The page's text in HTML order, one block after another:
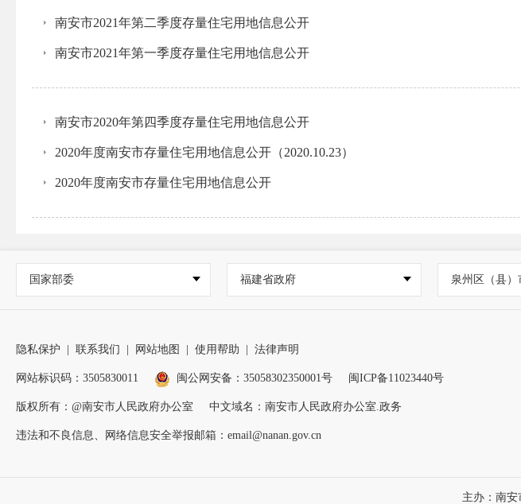
南安市2021年第二季度存量住宅用地信息公开
南安市2021年第一季度存量住宅用地信息公开
南安市2020年第四季度存量住宅用地信息公开
2020年度南安市存量住宅用地信息公开（2020.10.23）
2020年度南安市存量住宅用地信息公开
国家部委 福建省政府 泉州区（县）
隐私保护 联系我们 网站地图 使用帮助 法律声明
网站标识码：3505830011 闽公网安备：35058302350001号 闽ICP备11023440号
版权所有：@南安市人民政府办公室 中文域名：南安市人民政府办公室.政务
违法和不良信息、网络信息安全举报邮箱：email@nanan.gov.cn
主办：南安